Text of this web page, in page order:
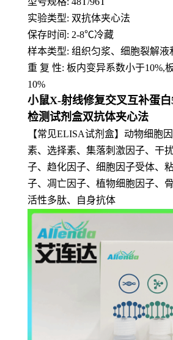
实验类型: 双抗体夹心法
保存时间: 2-8℃冷藏
样本类型: 组织匀浆、细胞裂解液
重 复 性: 板内变异系数小于10%,
10%
小鼠X-射线修复交叉互补蛋
检测试剂盒双抗体夹心法
【常见ELISA试剂盒】动物细胞
素、选择素、集落刺激因子、干
子、趋化因子、细胞因子受体、
子、凋亡因子、植物细胞因子、
活性多肽、自身抗体